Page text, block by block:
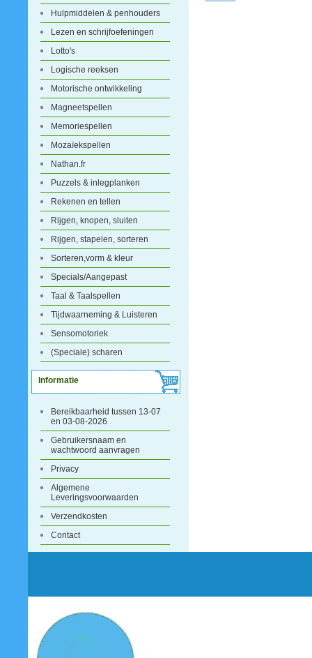
Hulpmiddelen & penhouders
Lezen en schrijfoefeningen
Lotto's
Logische reeksen
Motorische ontwikkeling
Magneetspellen
Memoriespellen
Mozaïekspellen
Nathan.fr
Puzzels & inlegplanken
Rekenen en tellen
Rijgen, knopen, sluiten
Rijgen, stapelen, sorteren
Sorteren,vorm & kleur
Specials/Aangepast
Taal & Taalspellen
Tijdwaarneming & Luisteren
Sensomotoriek
(Speciale) scharen
Informatie
Bereikbaarheid tussen 13-07
en 03-08-2026
Gebruikersnaam en
wachtwoord aanvragen
Privacy
Algemene
Leveringsvoorwaarden
Verzendkosten
Contact